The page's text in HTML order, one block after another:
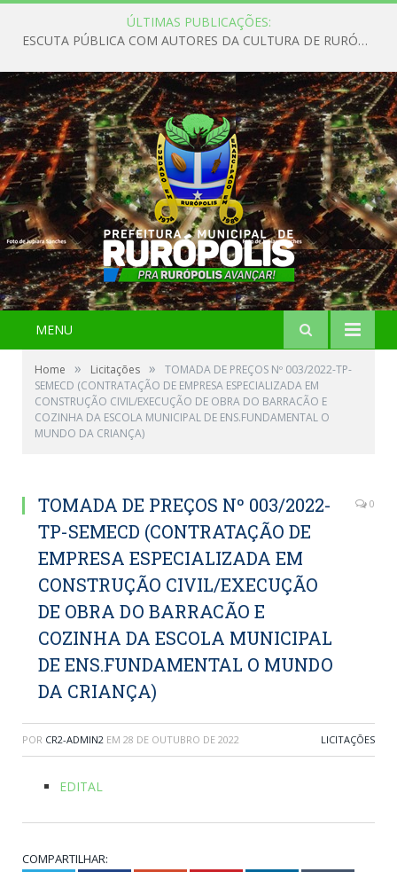
ÚLTIMAS PUBLICAÇÕES:
ESCUTA PÚBLICA COM AUTORES DA CULTURA DE RURÓPOLIS
MENU
Home » Licitações »
TOMADA DE PREÇOS Nº 003/2022-TP-
SEMECD (CONTRATAÇÃO DE EMPRESA ESPECIALIZADA EM
CONSTRUÇÃO CIVIL/EXECUÇÃO DE OBRA DO BARRACÃO E
COZINHA DA ESCOLA MUNICIPAL DE ENS.FUNDAMENTAL O
MUNDO DA CRIANÇA)
TOMADA DE PREÇOS Nº 003/2022-
TP-SEMECD (CONTRATAÇÃO DE
EMPRESA ESPECIALIZADA EM
CONSTRUÇÃO CIVIL/EXECUÇÃO
DE OBRA DO BARRACÃO E
COZINHA DA ESCOLA MUNICIPAL
DE ENS.FUNDAMENTAL O MUNDO
DA CRIANÇA)
0
POR CR2-ADMIN2 EM 28 DE OUTUBRO DE 2022 LICITAÇÕES
EDITAL
COMPARTILHAR: